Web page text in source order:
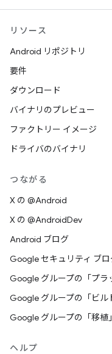
リソース
Android リポジトリ
要件
ダウンロード
バイナリのプレビュー
ファクトリー イメージ
ドライバのバイナリ
つながる
X の @Android
X の @AndroidDev
Android ブログ
Google セキュリティ ブロ
Google グループの「プラ
Google グループの「ビル
Google グループの「移植
ヘルプ